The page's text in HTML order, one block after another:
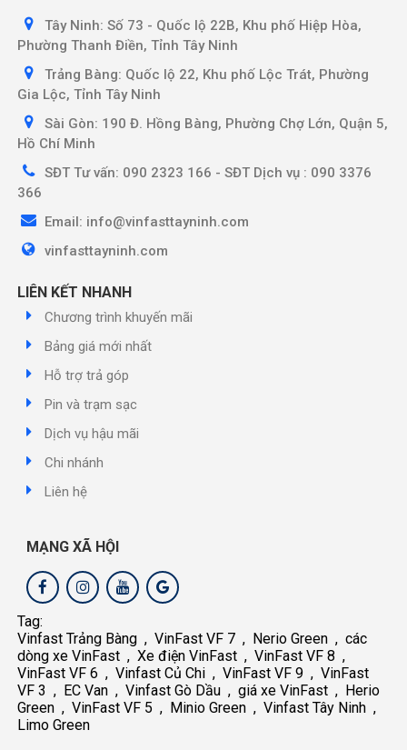
Tây Ninh: Số 73 - Quốc lộ 22B, Khu phố Hiệp Hòa,
Phường Thanh Điền, Tỉnh Tây Ninh
Trảng Bàng: Quốc lộ 22, Khu phố Lộc Trát, Phường
Gia Lộc, Tỉnh Tây Ninh
Sài Gòn: 190 Đ. Hồng Bàng, Phường Chợ Lớn, Quận 5,
Hồ Chí Minh
SĐT Tư vấn: 090 2323 166 - SĐT Dịch vụ : 090 3376
366
Email: info@vinfasttayninh.com
vinfasttayninh.com
LIÊN KẾT NHANH
Chương trình khuyến mãi
Bảng giá mới nhất
Hỗ trợ trả góp
Pin và trạm sạc
Dịch vụ hậu mãi
Chi nhánh
Liên hệ
MẠNG XÃ HỘI
Tag:
Vinfast Trảng Bàng ,VinFast VF 7 , Nerio Green ,các
dòng xe VinFast ,Xe điện VinFast ,VinFast VF 8 ,
VinFast VF 6 ,Vinfast Củ Chi ,VinFast VF 9 ,VinFast
VF 3 , EC Van ,Vinfast Gò Dầu ,giá xe VinFast , Herio
Green ,VinFast VF 5 , Minio Green ,Vinfast Tây Ninh ,
Limo Green